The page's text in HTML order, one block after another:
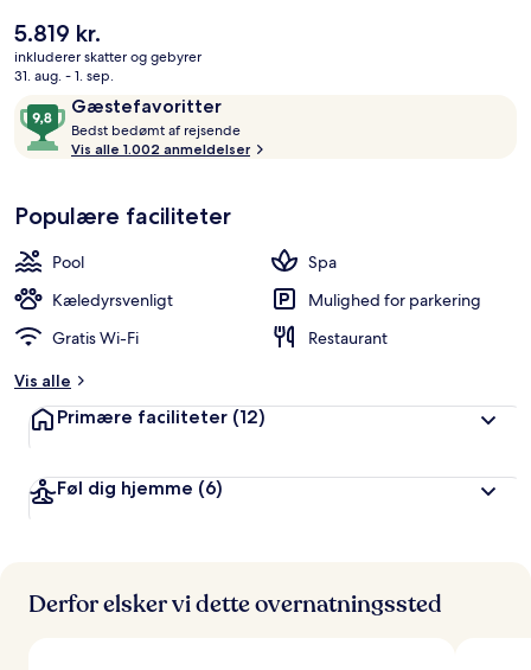
pool og et fitnesscenter. Stedets hjælpsomme personale og bar får
rigtig gode bedømmelser fra rejsende. Overnatningsstedet ligger
kun en kort gåtur fra offentlig transport: St Andrew Square
Sporvognsstation ligger 3 minutter væk og Princes Street
Sporvognsstation ligger 7 minutter derfra.
Den
nuværende
pris
5.819 kr.
5.819 kr.
inkluderer skatter og gebyrer
31. aug. - 1. sep.
AnmeldelserGæstefavoritter
9,8
ud
af
Gæstefavoritter
Bedst bedømt af rejsende
e
a
f
d
e
Vis alle 1.002 anmeldelser
Populære faciliteter
Pool
Spa
Kæledyrsvenligt
Mulighed for parkering
Gratis Wi-Fi
Restaurant
Vis alle
Primære faciliteter (12)
Føl dig hjemme (6)
Derfor elsker vi dette overnatningssted